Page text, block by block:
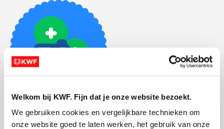
Welkom bij KWF. Fijn dat je onze website bezoekt.
We gebruiken cookies en vergelijkbare technieken om
onze website goed te laten werken, het gebruik van onze
Foto's toegevoegd